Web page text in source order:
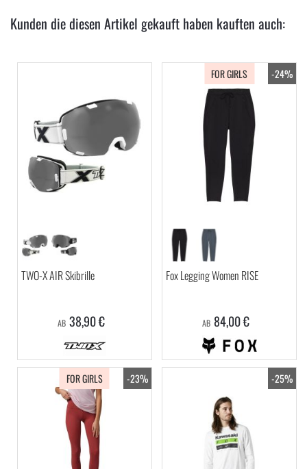
Kunden die diesen Artikel gekauft haben kauften auch:
TWO-X AIR Skibrille
AB 38,90 €
-24%
FOR GIRLS
Fox Legging Women RISE
AB 84,00 €
-23%
FOR GIRLS -25%